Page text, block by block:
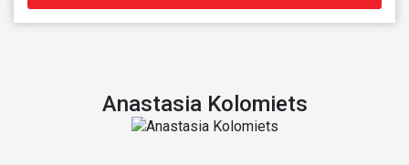
Anastasia Kolomiets